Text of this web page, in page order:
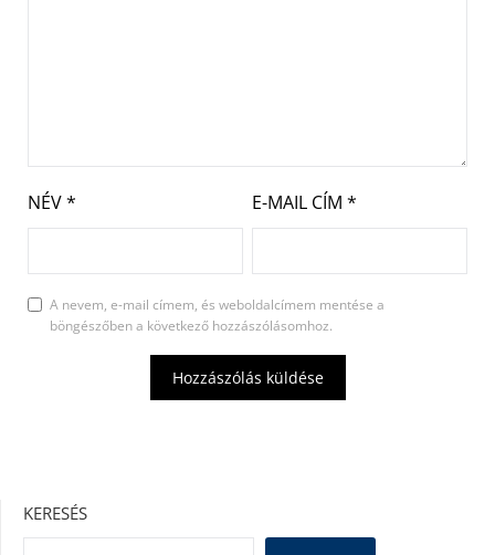
NÉV* E-MAIL CÍM *
A nevem, e-mail címem, és weboldalcímem mentése a
böngészőben a következő hozzászólásomhoz.
KERESÉS